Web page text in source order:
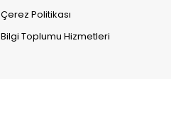
Çerez Politikası
Bilgi Toplumu Hizmetleri